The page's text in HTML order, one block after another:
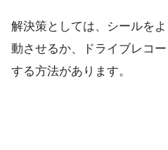
解決策としては、シールを
動させるか、ドライブレコ
する方法があります。